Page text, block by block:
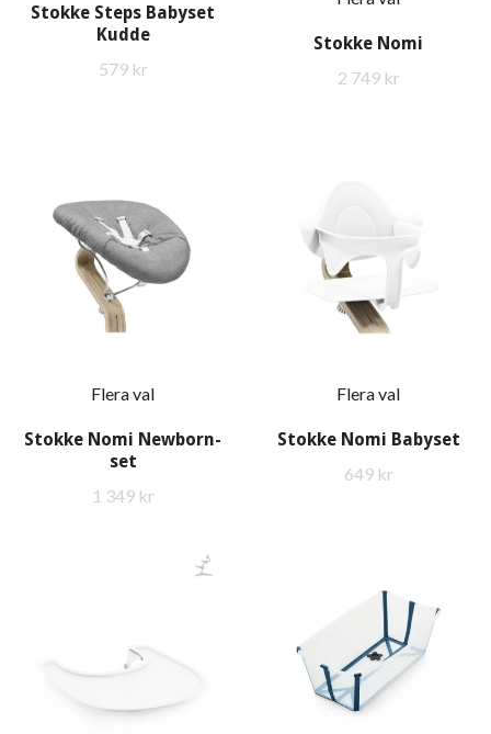
Stokke Steps Babyset
Kudde
579 kr
Stokke Nomi
2 749 kr
Flera val
Stokke Nomi Newborn-
set
1 349 kr
Flera val
Stokke Nomi Babyset
649 kr